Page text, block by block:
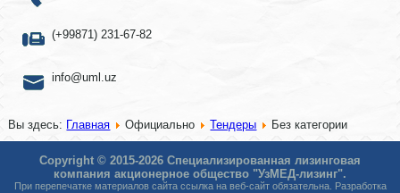
(+99871) 231-67-82
info@uml.uz
Вы здесь: Главная Официально Тендеры Без категории
Copyright © 2015-2026 Специализированная лизинговая
компания акционерное общество "УзМЕД-лизинг".
При перепечатке материалов сайта ссылка на веб-сайт обязательна. Разработка